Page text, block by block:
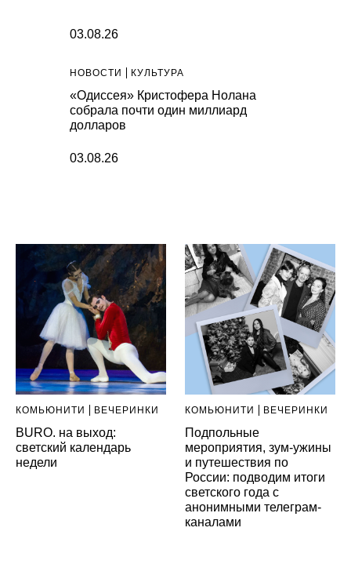
03.08.26
НОВОСТИ КУЛЬТУРА
«Одиссея» Кристофера Нолана
собрала почти один миллиард
долларов
03.08.26
КОМЬЮНИТИ ВЕЧЕРИНКИ
BURO. на выход:
светский календарь
недели
КОМЬЮНИТИ ВЕЧЕРИНКИ
Подпольные
мероприятия, зум-ужины
и путешествия по
России: подводим итоги
светского года с
анонимными телеграм-
каналами